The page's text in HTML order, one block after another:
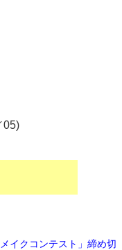
05)
イクコンテスト」締め切